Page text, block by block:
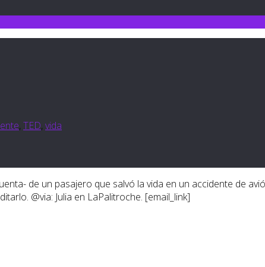
, TED, vida
de un pasajero que salvó la vida en un accidente de
@via: Julia en LaPalitroche. [email_link]